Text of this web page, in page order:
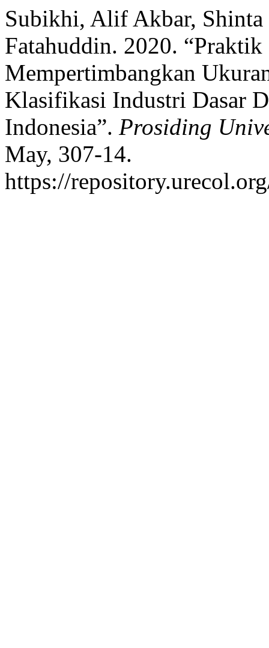
Subikhi, Alif Akbar, Shinta
Fatahuddin. 2020.
Mempertimbangkan
Klasifikasi Industri Dasar
Indonesia”. Prosiding
May, 307-14.
https://